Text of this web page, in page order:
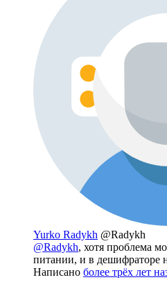
Yurko Radykh @Radykh
@Radykh, хотя проблема
питании, и в дешифраторе
Написано более трёх лет